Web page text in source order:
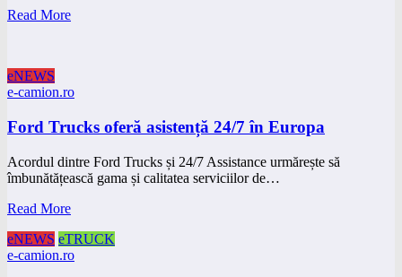
Read More
eNEWS
e-camion.ro
Ford Trucks oferă asistență 24/7 în Europa
Acordul dintre Ford Trucks și 24/7 Assistance urmărește să
îmbunătățească gama și calitatea serviciilor de…
Read More
eNEWS eTRUCK
e-camion.ro